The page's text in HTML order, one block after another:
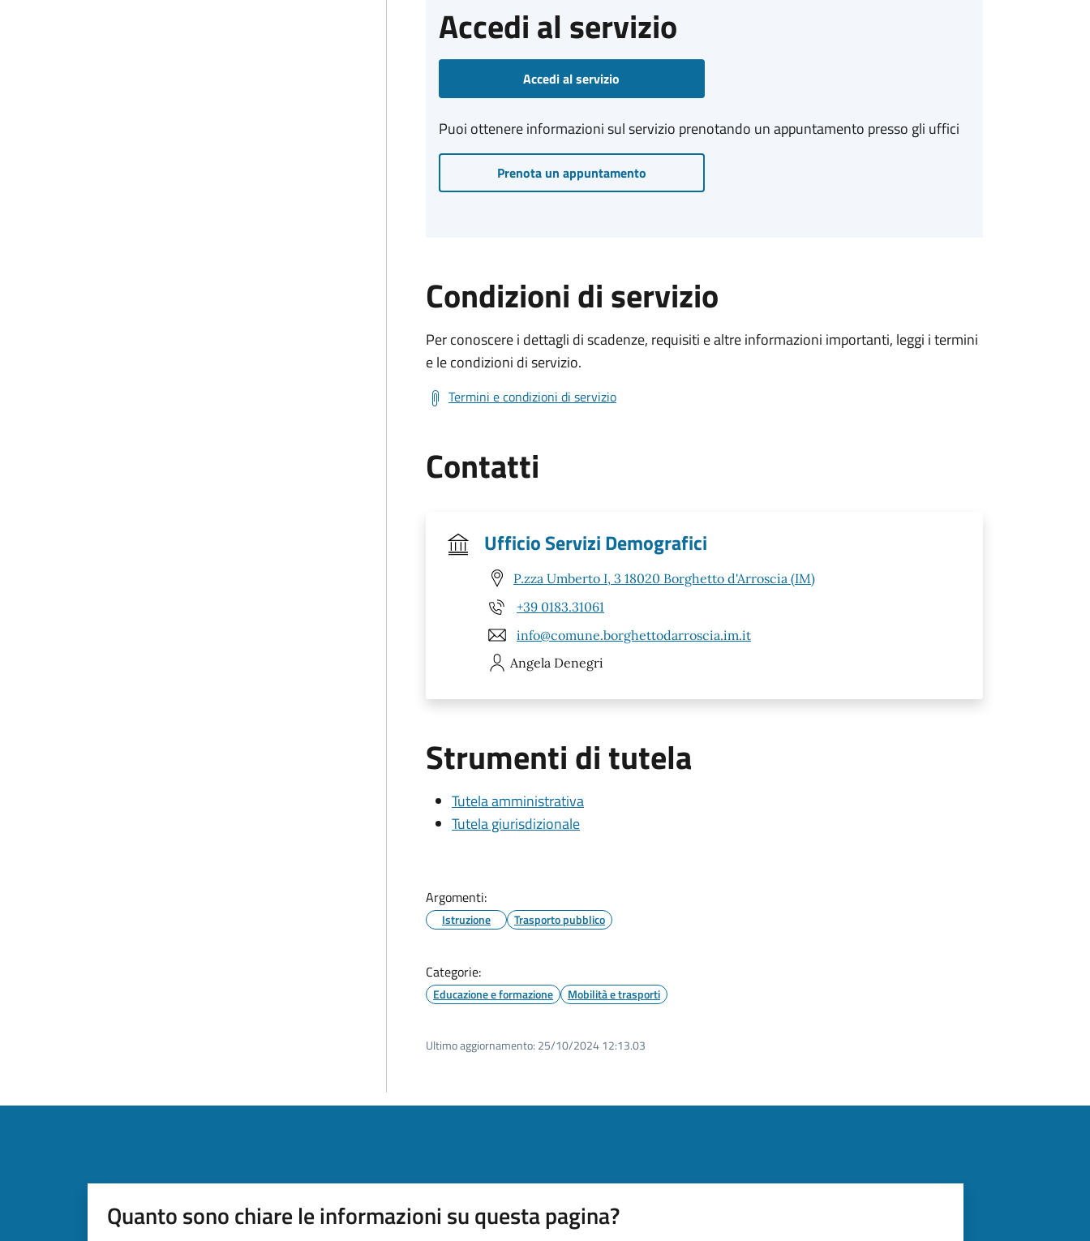
Accedi al servizio
Accedi al servizio
Puoi ottenere informazioni sul servizio prenotando un appuntamento presso gli uffici
Prenota un appuntamento
Condizioni di servizio
Per conoscere i dettagli di scadenze, requisiti e altre informazioni importanti, leggi i termini
e le condizioni di servizio.
Termini e condizioni di servizio
Contatti
Ufficio Servizi Demografici
P.zza Umberto I, 3 18020 Borghetto d'Arroscia (IM)
+39 0183.31061
info@comune.borghettodarroscia.im.it
Angela Denegri
Strumenti di tutela
Tutela amministrativa
Tutela giurisdizionale
Argomenti:
Istruzione Trasporto pubblico
Categorie:
Educazione e formazione Mobilità e trasporti
Ultimo aggiornamento: 25/10/2024 12:13.03
Quanto sono chiare le informazioni su questa pagina?